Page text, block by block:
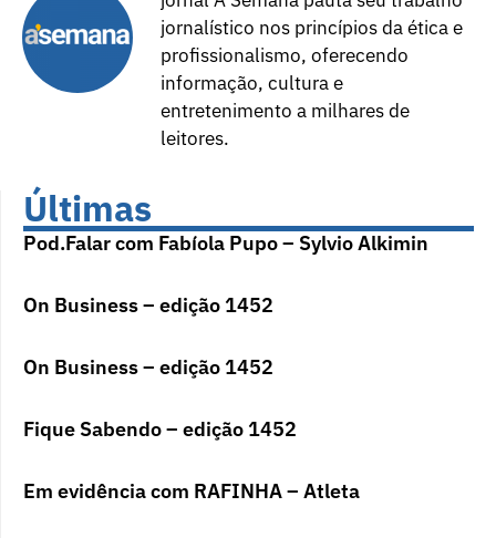
jornalístico nos princípios da ética e
profissionalismo, oferecendo
informação, cultura e
entretenimento a milhares de
leitores.
Últimas
Pod.Falar com Fabíola Pupo – Sylvio Alkimin
On Business – edição 1452
On Business – edição 1452
Fique Sabendo – edição 1452
Em evidência com RAFINHA – Atleta